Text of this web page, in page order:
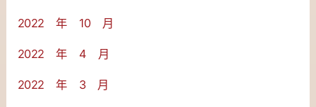
2022 年 10 月
2022 年 4 月
2022 年 3 月